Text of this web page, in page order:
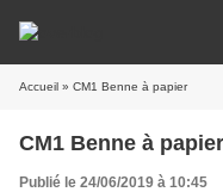
Accueil » CM1 Benne à papier
CM1 Benne à papier
Publié le 24/06/2019 à 10:45